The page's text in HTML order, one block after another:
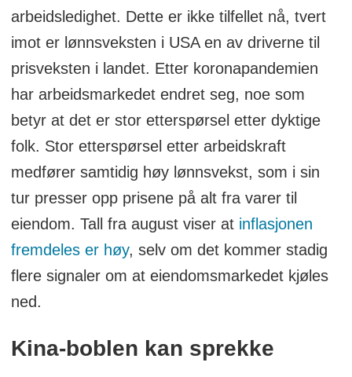
arbeidsledighet. Dette er ikke tilfellet nå, tvert
imot er lønnsveksten i USA en av driverne til
prisveksten i landet. Etter koronapandemien
har arbeidsmarkedet endret seg, noe som
betyr at det er stor etterspørsel etter dyktige
folk. Stor etterspørsel etter arbeidskraft
medfører samtidig høy lønnsvekst, som i sin
tur presser opp prisene på alt fra varer til
eiendom. Tall fra august viser at inflasjonen
fremdeles er høy, selv om det kommer stadig
flere signaler om at eiendomsmarkedet kjøles
ned.
Kina-boblen kan sprekke